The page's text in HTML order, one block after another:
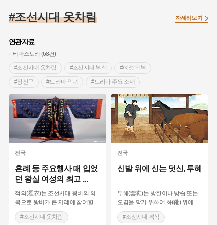
#갯벌 #강감찬 #수령 #남자현
#대한민국임시정부
#조선역사 #성곽
#김마리아 #박물관 #바보온달 #나주
#생활용품 #장군 #조선시대 문신 #백년가게
#경기도설화 #임시의정원 #영산강 #문화유산 #황해도
#강진 #부산 #풍속 #의병활동 #빵지순례
#지역의 설화 #동의보감 #28독립선언 #지명유래
#여성 독립운동가 #영산포 #전설 #징채 #독립운동가
#동화 #단지
#온달 #여성독립운동가 #산성 #한의학
#외성 #용인 #여성의원
#조선시대 옷차림
연관자료
테마스토리 (68건)
#조선시대 옷차림
#조선시대 복식 #여성 의복
#장신구 #드라마 악귀 #드라마 주요 소재
#한국 복식 #왕의 의복 #조선 남자 복식
#문화유산 #승려 #박물관 유물 #회갑
#전통 공예 기술 #조선시대 예복
#조선시대 의복
자세히보기
전국
혼례 등 주요행사 때 입었
던 왕실 여성의 최고 ...
적의(翟衣)는 조선시대 왕비의 의
복으로 왕비가 큰 제례에 참여할...
#조선시대 옷차림
전국
신발 위에 신는 덧신, 투혜
투혜(套鞋)는 방한이나 방습 또는
오염을 막기 위하여 화(靴) 위에
#조선시대 복식